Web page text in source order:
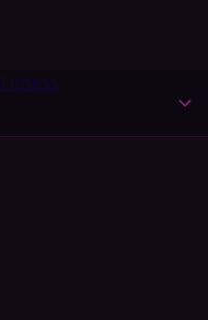
Fitness